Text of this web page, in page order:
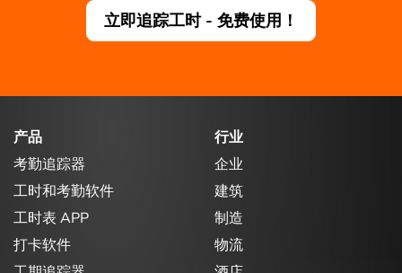
立即追踪工时 - 免费使用！
产品
考勤追踪器
工时和考勤软件
工时表 APP
打卡软件
行业
企业
建筑
制造
物流